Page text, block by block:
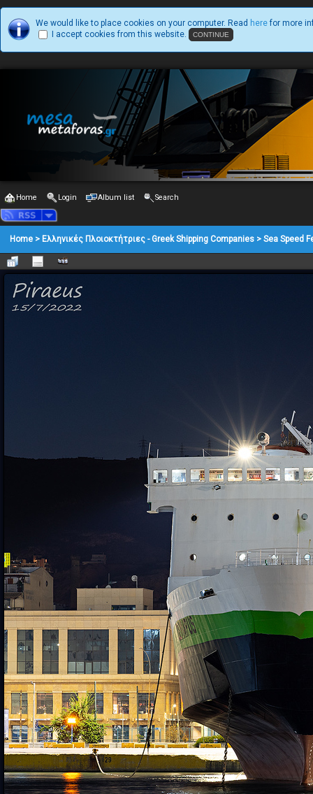
We would like to place cookies on your computer. Read here for more
I accept cookies from this website.
Home Login Album list Search
Home > Ελληνικές Πλοιοκτήτριες - Greek Shipping Companies > Sea Speed